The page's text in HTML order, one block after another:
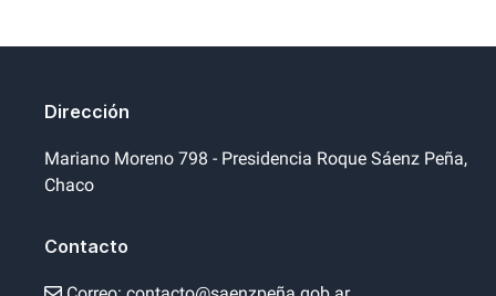
Dirección
Mariano Moreno 798 - Presidencia Roque Sáenz Peña,
Chaco
Contacto